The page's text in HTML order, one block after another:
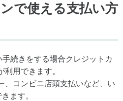
で使える支払い方
手続きをする場合クレジットカ
用できます。
、コンビニ店頭支払いなど、い
ます。